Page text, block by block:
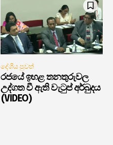
දේශීය පුවත්
රජයේ ඉහළ තනතුරුවල
උද්ගත වී ඇති වැටුප් අර්බුදය
(VIDEO)